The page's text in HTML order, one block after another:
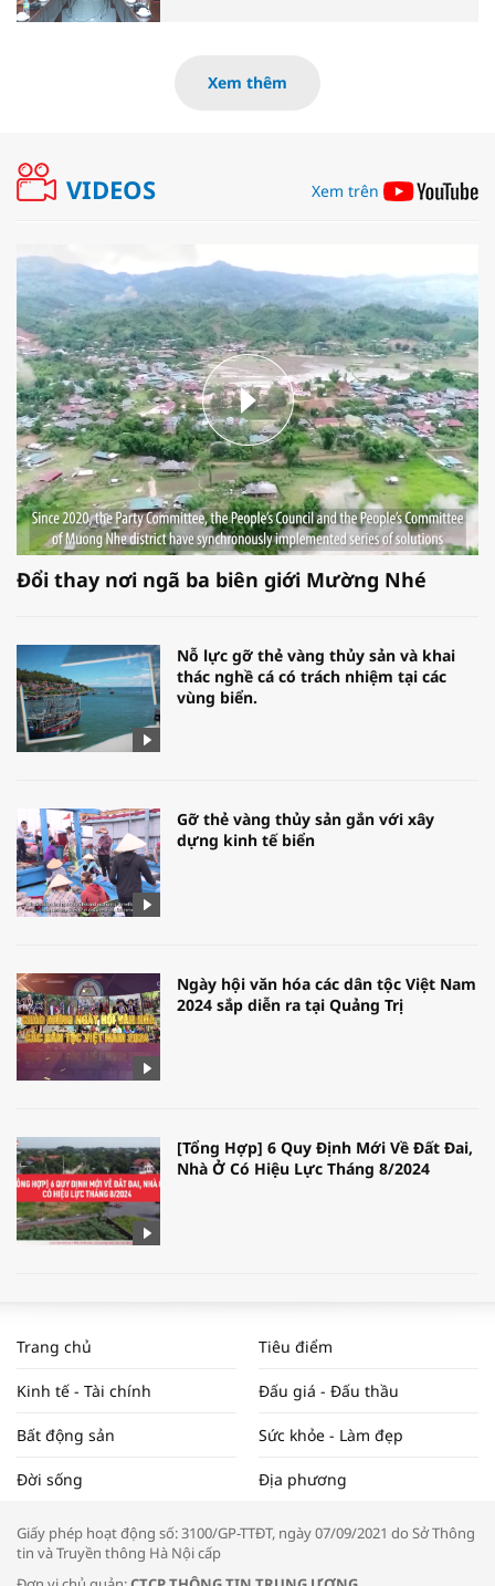
Xem thêm
VIDEOS Xem trên
Đổi thay nơi ngã ba biên giới Mường Nhé
Nỗ lực gỡ thẻ vàng thủy sản và khai
thác nghề cá có trách nhiệm tại các
vùng biển.
Gỡ thẻ vàng thủy sản gắn với xây
dựng kinh tế biển
Ngày hội văn hóa các dân tộc Việt Nam
2024 sắp diễn ra tại Quảng Trị
[Tổng Hợp] 6 Quy Định Mới Về Đất Đai,
Nhà Ở Có Hiệu Lực Tháng 8/2024
NAM NĂM 2024 VÀ NĂM 2025 | NHỊP
ĐẬP THỊ TRƯỜNG #62
Tọa đàm “Xúc tiến thương mại: Khơi
Trang chủ Tiêu điểm
Kinh tế - Tài chính Đấu giá - Đấu thầu
Bất động sản Sức khỏe - Làm đẹp
Đời sống Địa phương
Giấy phép hoạt động số: 3100/GP-TTĐT, ngày 07/09/2021 do Sở Thông
tin và Truyền thông Hà Nội cấp